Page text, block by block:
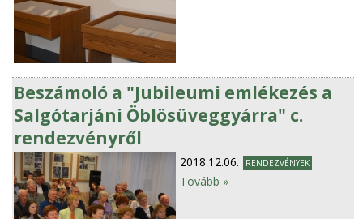
Beszámoló a "Jubileumi emlékezés a
Salgótarjáni Öblösüveggyárra" c.
rendezvényről
2018.12.06. RENDEZVÉNYEK
Tovább »